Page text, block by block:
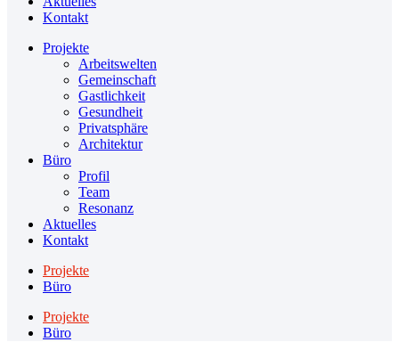
Kontakt
Projekte
Arbeitswelten
Gemeinschaft
Gastlichkeit
Gesundheit
Privatsphäre
Architektur
Büro
Profil
Team
Resonanz
Aktuelles
Kontakt
Projekte
Büro
Projekte
Büro